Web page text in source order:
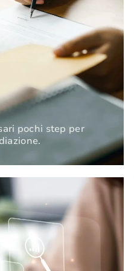
pochi step per
pochi step per